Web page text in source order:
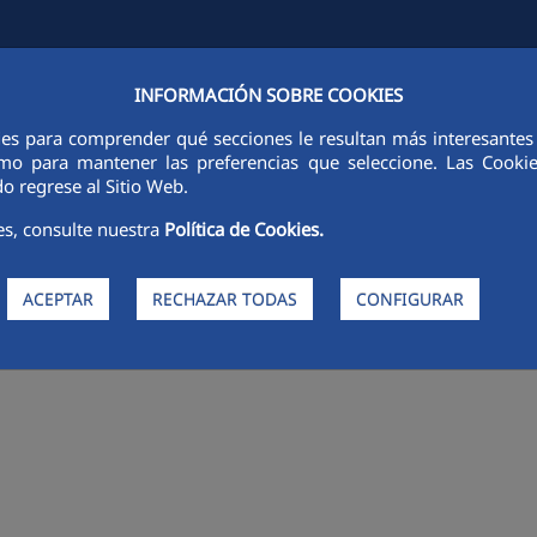
INFORMACIÓN SOBRE COOKIES
para comprender qué secciones le resultan más
para mantener las preferencias que seleccione. Las
regrese al Sitio Web.
consulte nuestra Política de Cookies.
ACEPTAR RECHAZAR TODAS CONFIGURAR
FCCCO EN EL MUNDO SOSTENIBILIDAD ÉTICA E INTEGRIDAD
resultado.